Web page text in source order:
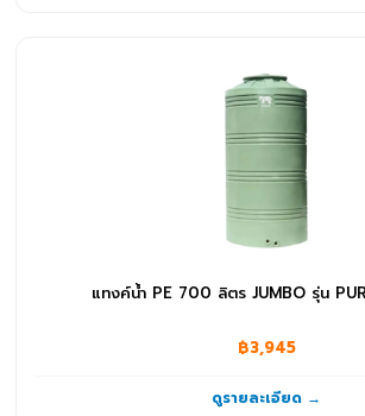
แทงค์น้ำ PE 700 ลิตร JUMBO รุ่น
฿3,945
ดูรายละเอียด →